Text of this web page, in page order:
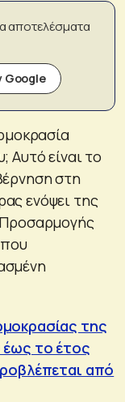
αποτελέσματα
Google
Αυτό είναι το
στη
ενόψει της
Προσαρμογής
της
έως το έτος
από